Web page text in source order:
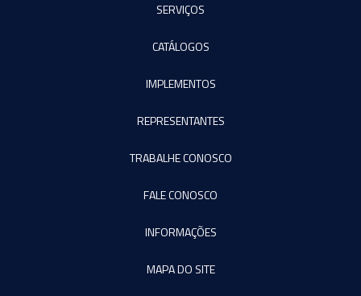
SERVIÇOS
CATÁLOGOS
IMPLEMENTOS
REPRESENTANTES
TRABALHE CONOSCO
FALE CONOSCO
INFORMAÇÕES
MAPA DO SITE